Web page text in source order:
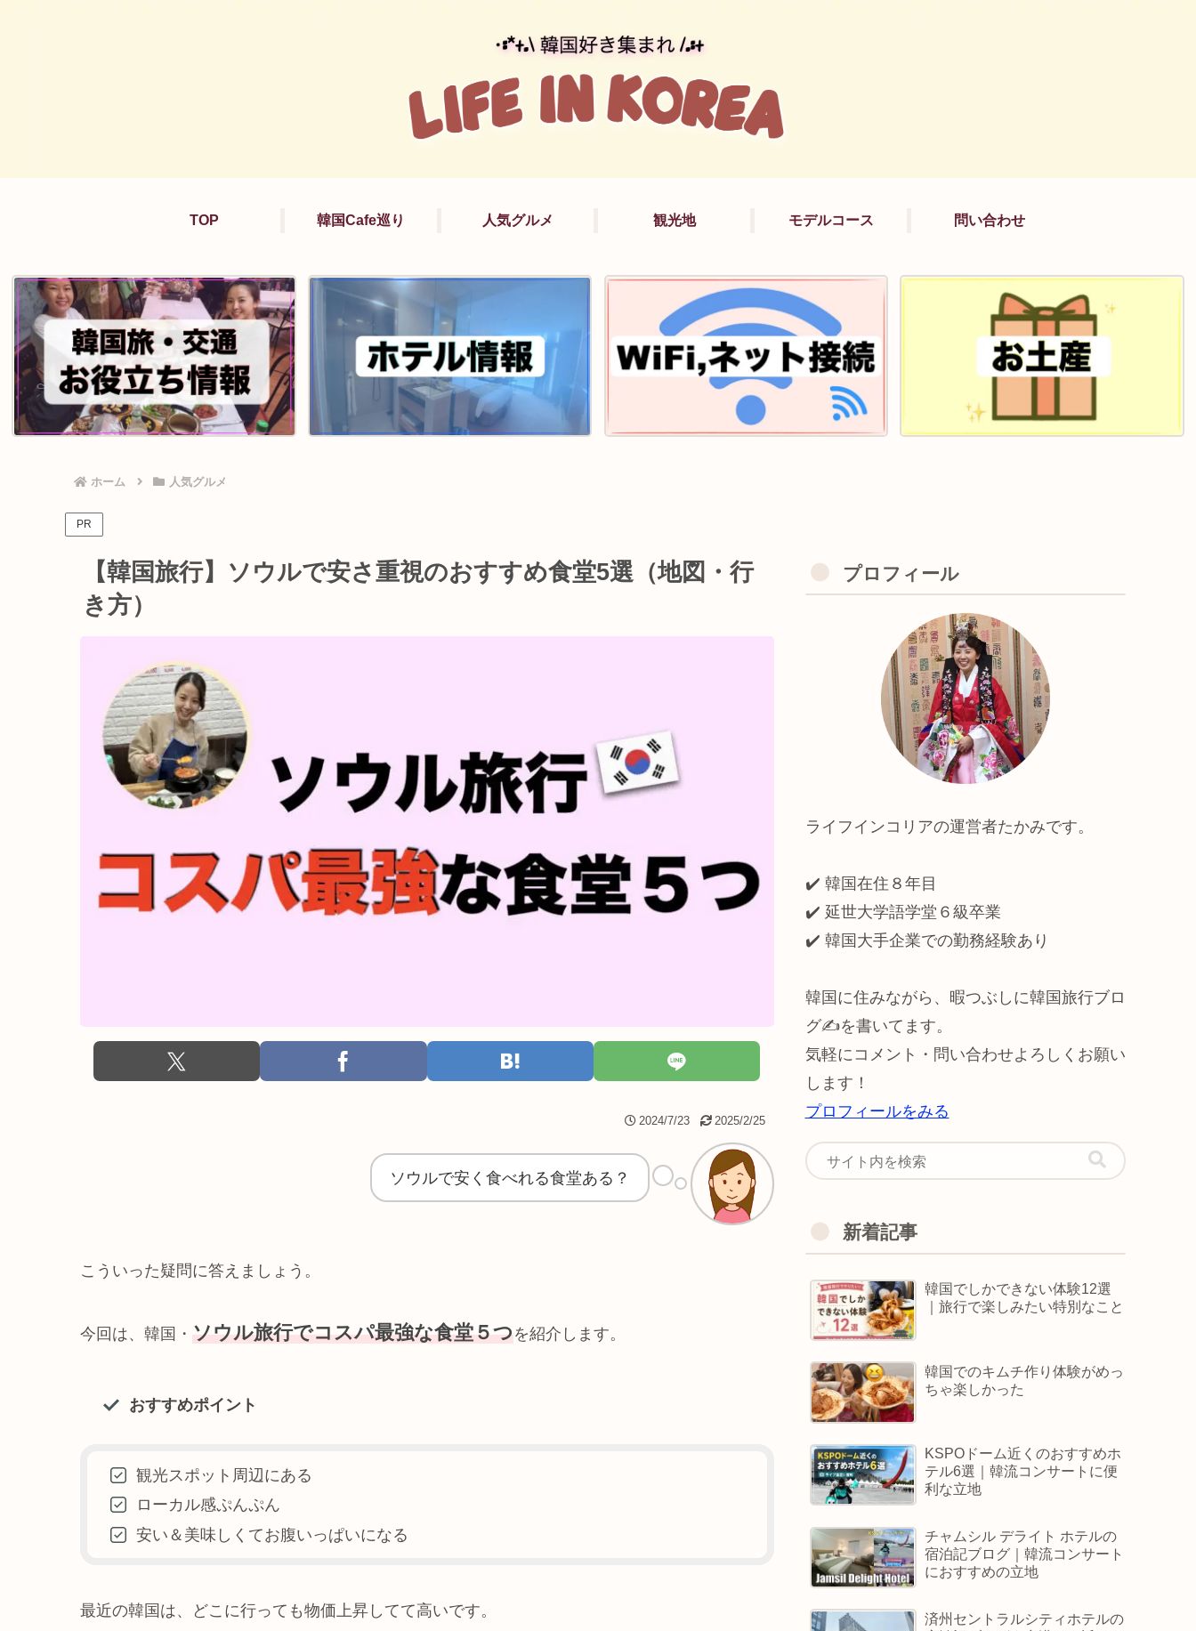
TOP 韓国Cafe巡り 人気グルメ 観光地 モデルコース 問い合わせ
ホーム 人気グルメ
PR
【韓国旅行】ソウルで安さ重視のおすすめ食堂5選（地図・行
き方）
2024/7/23 2025/2/25
ソウルで安く食べれる食堂ある？
こういった疑問に答えましょう。
今回は、韓国・ ソウル旅行でコスパ最強な食堂５つを紹介します。
おすすめポイント
観光スポット周辺にある
ローカル感ぷんぷん
安い＆美味しくてお腹いっぱいになる
最近の韓国は、どこに行っても物価上昇してて高いです。
プロフィール
ライフインコリアの運営者たかみです。
✔️ 韓国在住８年目
✔️ 延世大学語学堂６級卒業
✔️ 韓国大手企業での勤務経験あり
韓国に住みながら、暇つぶしに韓国旅行ブロ
グ✍️を書いてます。
気軽にコメント・問い合わせよろしくお願い
します！
プロフィールをみる
新着記事
韓国でしかできない体験12選
｜旅行で楽しみたい特別なこと
韓国でのキムチ作り体験がめっ
ちゃ楽しかった
KSPOドーム近くのおすすめホ
テル6選｜韓流コンサートに便
利な立地
チャムシル デライト ホテルの
宿泊記ブログ｜韓流コンサート
におすすめの立地
済州セントラルシティホテルの